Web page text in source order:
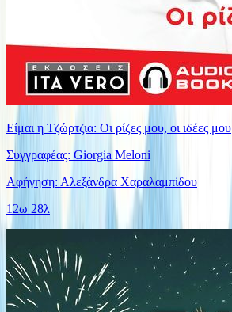
Είμαι η Τζώρτζια: Οι ρίζες μου, οι ιδέες μου
Συγγραφέας: Giorgia Meloni
Αφήγηση: Αλεξάνδρα Χαραλαμπίδου
12ω 28λ